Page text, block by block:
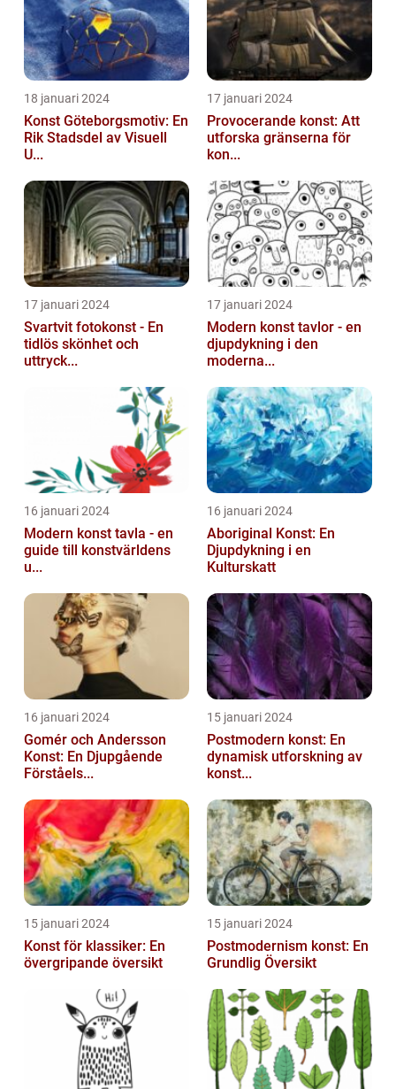
18 januari 2024
Konst Göteborgsmotiv: En
Rik Stadsdel av Visuell
U...
17 januari 2024
Provocerande konst: Att
utforska gränserna för
kon...
17 januari 2024
Svartvit fotokonst - En
tidlös skönhet och
uttryck...
17 januari 2024
Modern konst tavlor - en
djupdykning i den
moderna...
16 januari 2024
Modern konst tavla - en
guide till konstvärldens
u...
16 januari 2024
Aboriginal Konst: En
Djupdykning i en
Kulturskatt
16 januari 2024
Gomér och Andersson
Konst: En Djupgående
Förståels...
15 januari 2024
Postmodern konst: En
dynamisk utforskning av
konst...
15 januari 2024
Konst för klassiker: En
övergripande översikt
15 januari 2024
Postmodernism konst: En
Grundlig Översikt